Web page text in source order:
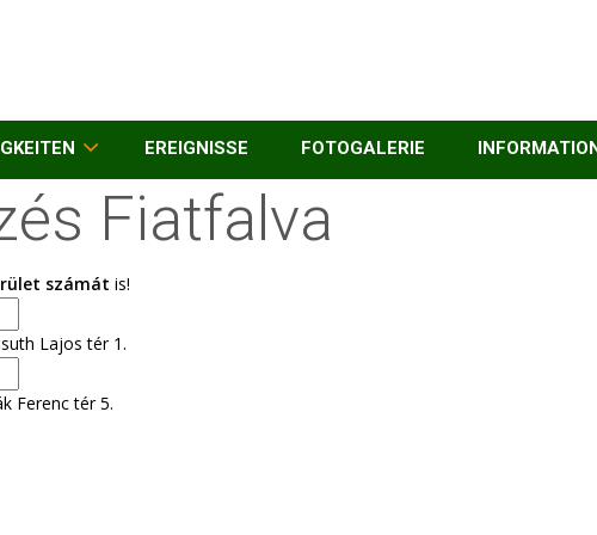
EREIGNISSE FOTOGALERIE
Fiatfalva
számát is!
Lajos tér 1.
Ferenc tér 5.